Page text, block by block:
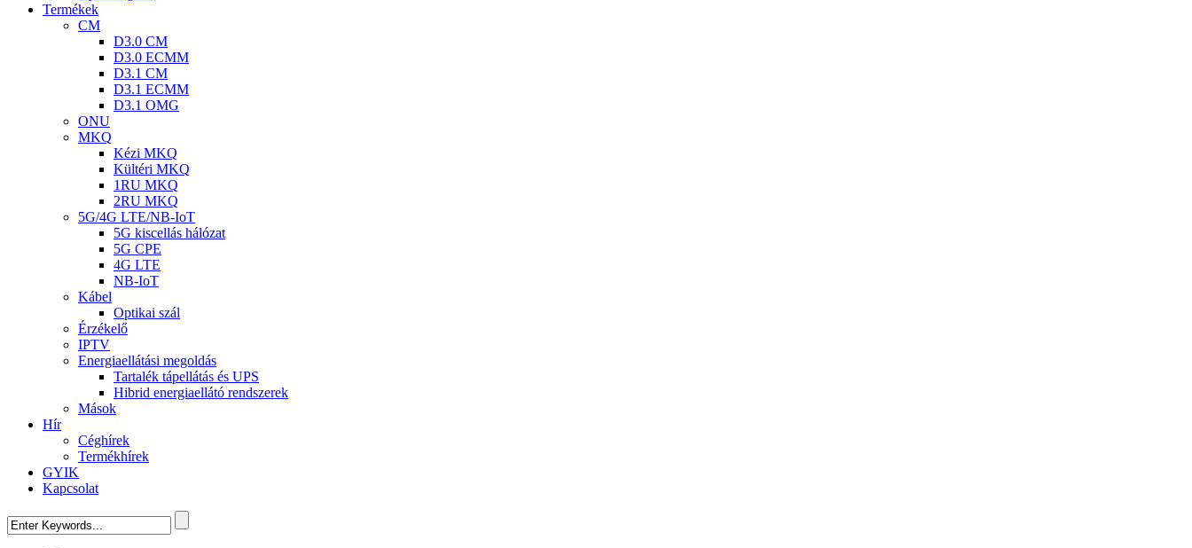
Termékek
CM
D3.0 CM
D3.0 ECMM
D3.1 CM
D3.1 ECMM
D3.1 OMG
ONU
MKQ
Kézi MKQ
Kültéri MKQ
1RU MKQ
2RU MKQ
5G/4G LTE/NB-IoT
5G kiscellás hálózat
5G CPE
4G LTE
NB-IoT
Kábel
Optikai szál
Érzékelő
IPTV
Energiaellátási megoldás
Tartalék tápellátás és UPS
Hibrid energiaellátó rendszerek
Mások
Hír
Céghírek
Termékhírek
GYIK
Kapcsolat